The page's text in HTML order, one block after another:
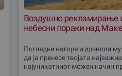
Воздушно рекламирање
небесни пораки над
Погледни нагоре и дозволи
да ја пренесе твојата
најуникатниот можен начин